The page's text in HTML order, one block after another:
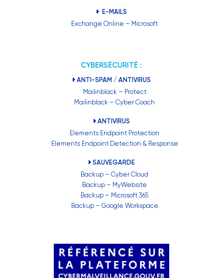
E-MAILS
Exchange Online – Microsoft
CYBERSÉCURITÉ :
ANTI-SPAM / ANTIVIRUS
Mailinblack – Protect
Mailinblack – Cyber Coach
ANTIVIRUS
Elements Endpoint Protection
Elements Endpoint Detection & Response
SAUVEGARDE
Backup – Cyber Cloud
Backup – MyWebsite
Backup – Microsoft 365
Backup – Google Workspace